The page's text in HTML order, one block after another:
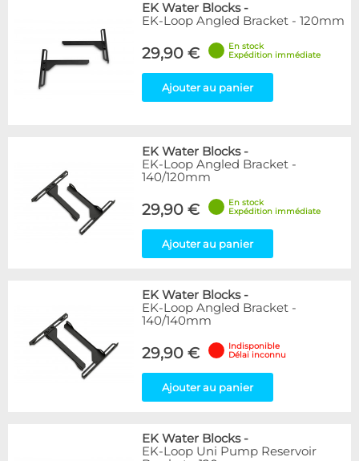
EK Water Blocks-
EK-Loop Angled Bracket - 120mm
29,90 €
En stock
Expédition immédiate
Ajouter au panier
EK Water Blocks-
EK-Loop Angled Bracket -
140/120mm
29,90 €
En stock
Expédition immédiate
Ajouter au panier
EK Water Blocks-
EK-Loop Angled Bracket -
140/140mm
29,90 €
Indisponible
Délai inconnu
Ajouter au panier
EK Water Blocks-
EK-Loop Uni Pump Reservoir